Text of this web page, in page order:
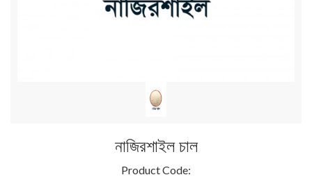
নাজিরশাইল চাল
Product Code: